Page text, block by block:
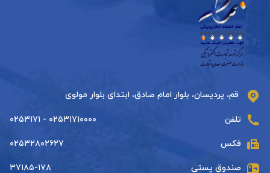
قم، پردیسان، بلوار امام صادق، ابتدای بلوار مولوی
تلفن ۰۲۵۳۱۷۱۰۰۰۰ - ۰۲۵۳۱۷۱
فکس ۰۲۵۳۲۸۰۲۶۲۷
صندوق پستی ۳۷۱۸۵-۱۷۸